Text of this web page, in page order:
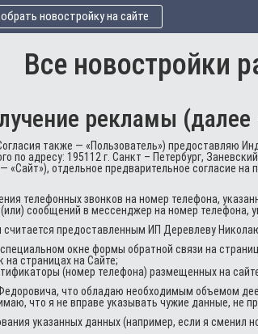
новостройку на сайте
Все новостройки
рекламы
также — «Пользователь») предоставляю
по адресу: 195112 г. Санкт – Петербург,
«Сайт»), отдельное предварительное согласие
телефонных звонков на номер телефона,
сообщений в мессенджер на номер телефона,
считается предоставленным ИП Деревлеву
окне формы обратной связи на
на страницах на Сайте;
(номер телефона) размещенных на
что обладаю необходимым объемом
что я не вправе указывать чужие данные, не
указанных данных (например, если я